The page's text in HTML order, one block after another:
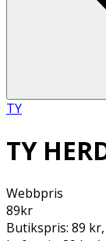
TY
TY
Webbpris
89kr
Butikspris: 89 kr,